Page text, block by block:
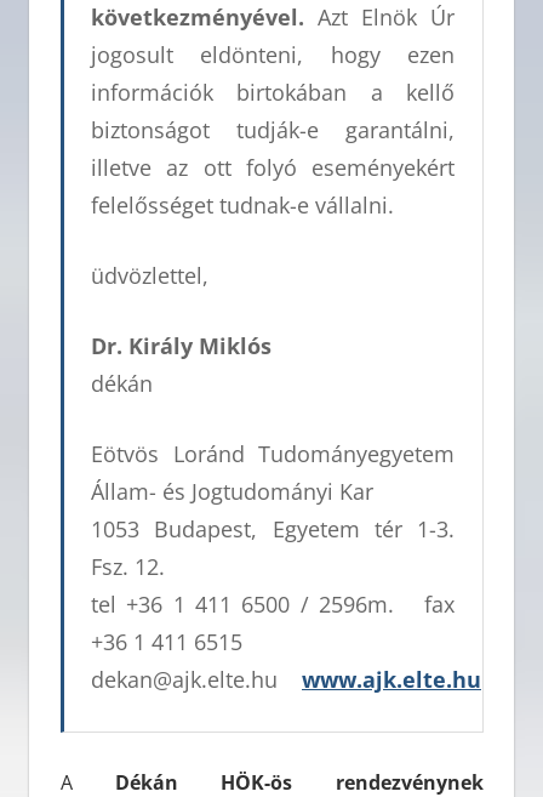
következményével. Azt Elnök Úr
jogosult eldönteni, hogy ezen
információk birtokában a kellő
biztonságot tudják-e garantálni,
illetve az ott folyó eseményekért
felelősséget tudnak-e vállalni.
üdvözlettel,
Dr. Király Miklós
dékán
Eötvös Loránd Tudományegyetem
Állam- és Jogtudományi Kar
1053 Budapest, Egyetem tér 1-3.
Fsz. 12.
tel +36 1 411 6500 / 2596m. fax
+36 1 411 6515
dekan@ajk.elte.hu www.ajk.elte.hu
A Dékán HÖK-ös rendezvénynek